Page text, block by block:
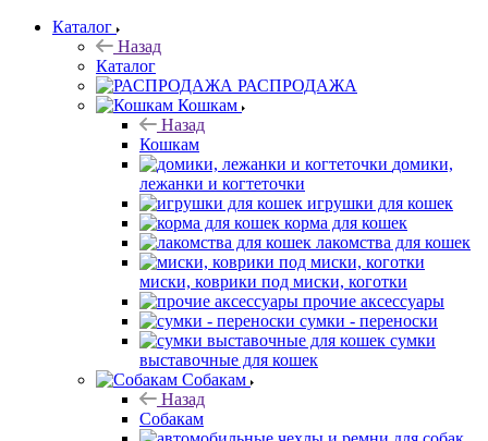
Каталог
Назад
Каталог
РАСПРОДАЖА
Кошкам
Назад
Кошкам
домики,
лежанки и когтеточки
игрушки для кошек
корма для кошек
лакомства для кошек
миски, коврики под миски, коготки
прочие аксессуары
сумки - переноски
сумки
выставочные для кошек
Собакам
Назад
Собакам